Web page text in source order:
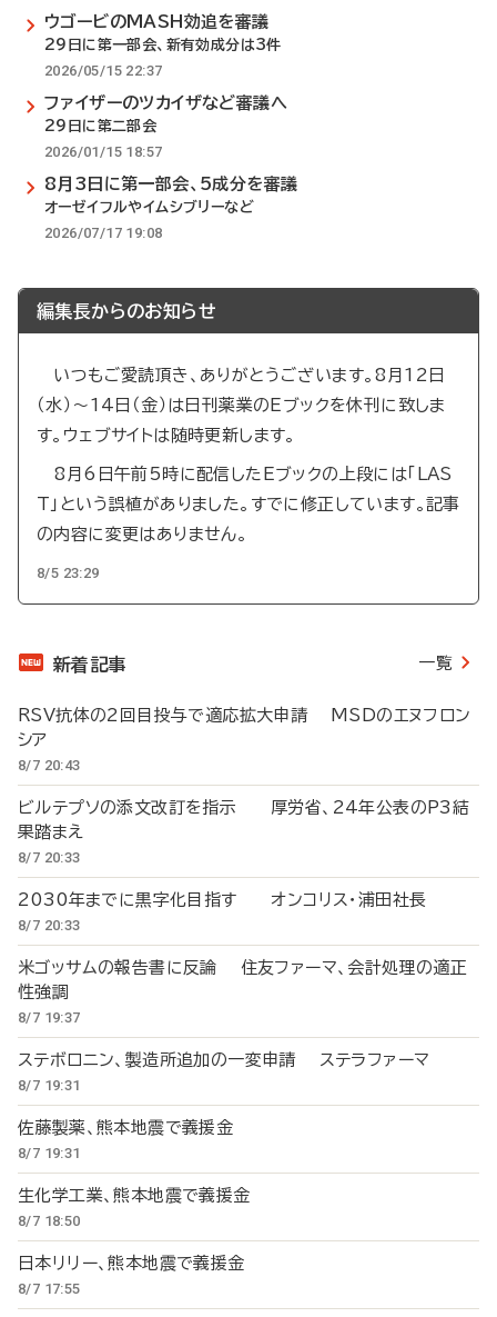
ウゴービのMASH効追を審議
29日に第一部会、新有効成分は3件
2026/05/15 22:37
ファイザーのツカイザなど審議へ
29日に第二部会
2026/01/15 18:57
8月3日に第一部会、5成分を審議
オーゼイフルやイムシブリーなど
2026/07/17 19:08
編集長からのお知らせ
いつもご愛読頂き、ありがとうございます。8月12日
（水）～14日（金）は日刊薬業のEブックを休刊に致しま
す。ウェブサイトは随時更新します。
8月6日午前5時に配信したEブックの上段には「LAS
T」という誤植がありました。すでに修正しています。記事
の内容に変更はありません。
8/5 23:29
新着記事 一覧
RSV抗体の2回目投与で適応拡大申請 MSDのエヌフロン
シア
8/7 20:43
ビルテプソの添文改訂を指示 厚労省、24年公表のP3結
果踏まえ
8/7 20:33
2030年までに黒字化目指す オンコリス・浦田社長
8/7 20:33
米ゴッサムの報告書に反論 住友ファーマ、会計処理の適正
性強調
8/7 19:37
ステボロニン、製造所追加の一変申請 ステラファーマ
8/7 19:31
佐藤製薬、熊本地震で義援金
8/7 19:31
生化学工業、熊本地震で義援金
8/7 18:50
日本リリー、熊本地震で義援金
8/7 17:55